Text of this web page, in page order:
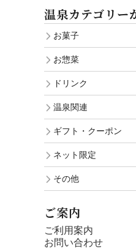
温泉カテゴリー
お菓子
お惣菜
ドリンク
温泉関連
ギフト・クーポン
ネット限定
その他
ご案内
ご利用案内
お問い合わせ